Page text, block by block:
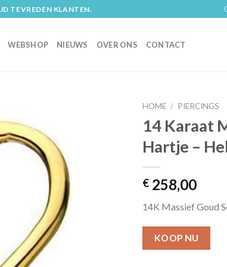
TEVREDEN KLANTEN.
WEBSHOP NIEUWS OVER ONS CONTACT
HOME / PIERCINGS
14 Karaat
Hartje –
€ 258,00
14K Massief Goud
KOOP NU